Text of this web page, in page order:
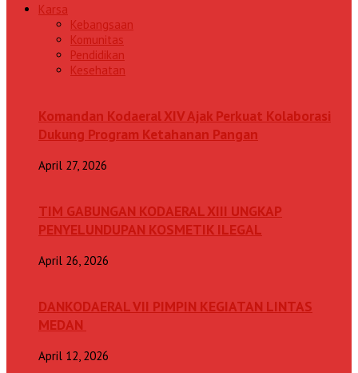
Karsa
Kebangsaan
Komunitas
Pendidikan
Kesehatan
Komandan Kodaeral XIV Ajak Perkuat Kolaborasi
Dukung Program Ketahanan Pangan
April 27, 2026
TIM GABUNGAN KODAERAL XIII UNGKAP
PENYELUNDUPAN KOSMETIK ILEGAL
April 26, 2026
DANKODAERAL VII PIMPIN KEGIATAN LINTAS
MEDAN
April 12, 2026